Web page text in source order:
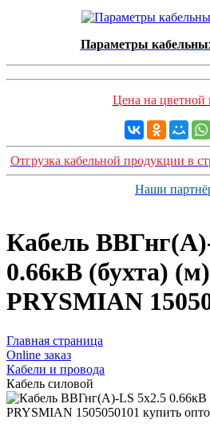
Параметры
Цена на цветной
Отгрузка кабельной продукции в
Наши
Кабель
0.66кВ (бухта)
PRYSMIAN
Главная страница
Оnline заказ
Кабели и провода
Кабель силовой